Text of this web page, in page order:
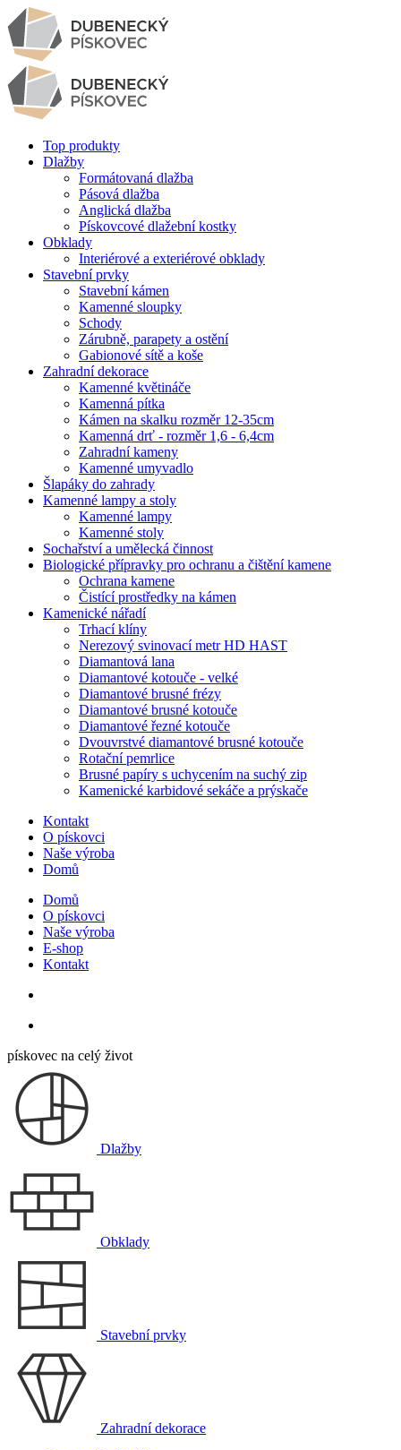
Top produkty
Dlažby
Formátovaná dlažba
Pásová dlažba
Anglická dlažba
Pískovcové dlažební kostky
Obklady
Interiérové a exteriérové obklady
Stavební prvky
Stavební kámen
Kamenné sloupky
Schody
Zárubně, parapety a ostění
Gabionové sítě a koše
Zahradní dekorace
Kamenné květináče
Kamenná pítka
Kámen na skalku rozměr 12-35cm
Kamenná drť - rozměr 1,6 - 6,4cm
Zahradní kameny
Kamenné umyvadlo
Šlapáky do zahrady
Kamenné lampy a stoly
Kamenné lampy
Kamenné stoly
Sochařství a umělecká činnost
Biologické přípravky pro ochranu a čištění kamene
Ochrana kamene
Čistící prostředky na kámen
Kamenické nářadí
Trhací klíny
Nerezový svinovací metr HD HAST
Diamantová lana
Diamantové kotouče - velké
Diamantové brusné frézy
Diamantové brusné kotouče
Diamantové řezné kotouče
Dvouvrstvé diamantové brusné kotouče
Rotační pemrlice
Brusné papíry s uchycením na suchý zip
Kamenické karbidové sekáče a prýskače
Kontakt
O pískovci
Naše výroba
Domů
Domů
O pískovci
Naše výroba
E-shop
Kontakt
pískovec na celý život
Dlažby
Obklady
Stavební prvky
Zahradní dekorace